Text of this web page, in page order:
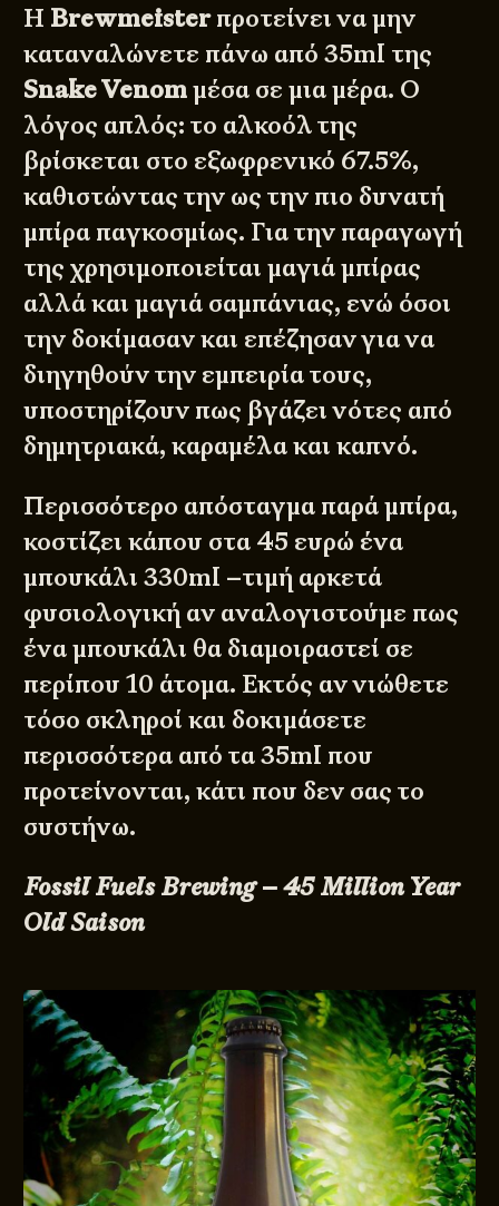
Η Brewmeister προτείνει να μην
καταναλώνετε πάνω από 35ml της
Snake Venomμέσα σε μια μέρα. Ο
λόγος απλός: το αλκοόλ της
βρίσκεται στο εξωφρενικό 67.5%,
καθιστώντας την ως την πιο δυνατή
μπίρα παγκοσμίως. Για την παραγωγή
της χρησιμοποιείται μαγιά μπίρας
αλλά και μαγιά σαμπάνιας, ενώ όσοι
την δοκίμασαν και επέζησαν για να
διηγηθούν την εμπειρία τους,
υποστηρίζουν πως βγάζει νότες από
δημητριακά, καραμέλα και καπνό.
Περισσότερο απόσταγμα παρά μπίρα,
κοστίζει κάπου στα 45 ευρώ ένα
μπουκάλι 330ml –τιμή αρκετά
φυσιολογική αν αναλογιστούμε πως
ένα μπουκάλι θα διαμοιραστεί σε
περίπου 10 άτομα. Εκτός αν νιώθετε
τόσο σκληροί και δοκιμάσετε
περισσότερα από τα 35ml που
προτείνονται, κάτι που δεν σας το
συστήνω.
Fossil Fuels Brewing – 45 Million Year
Old Saison